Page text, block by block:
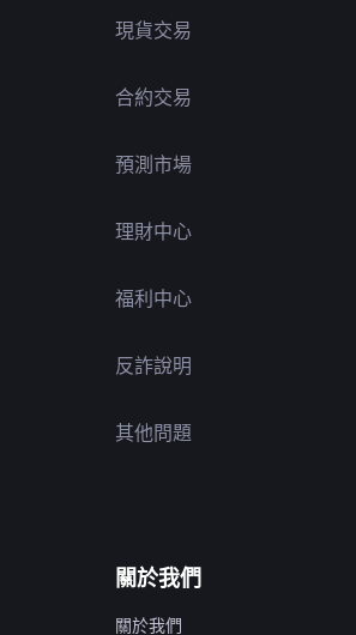
現貨交易
合約交易
預測市場
理財中心
福利中心
反詐說明
其他問題
關於我們
關於我們